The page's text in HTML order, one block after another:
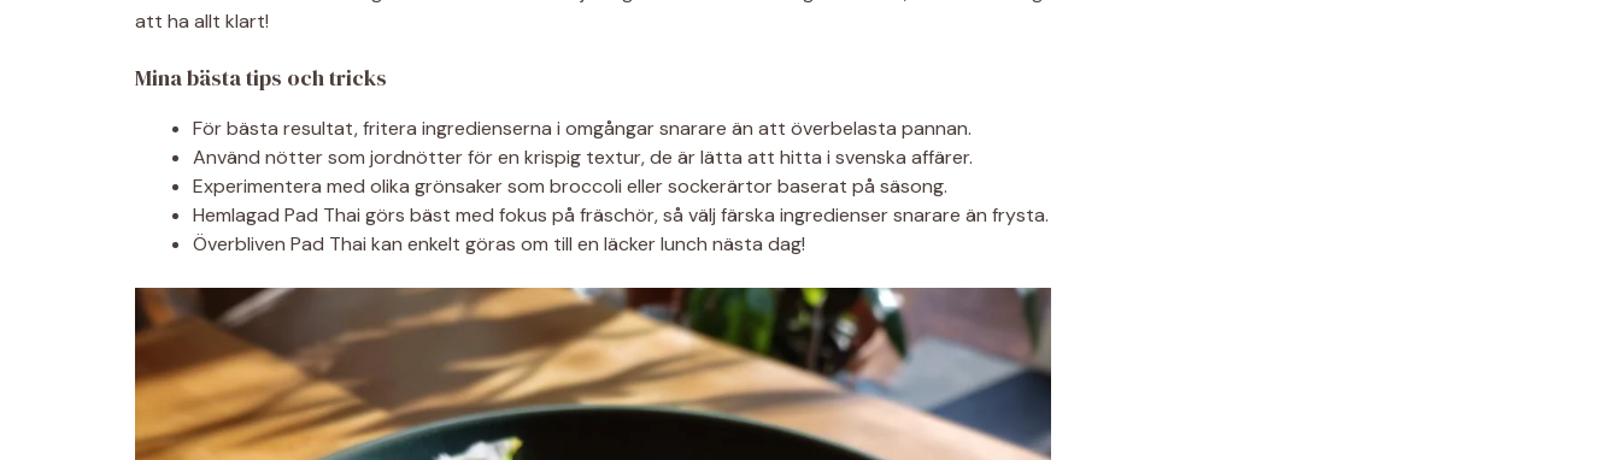
att ha allt klart!
Mina bästa tips och tricks
För bästa resultat, fritera ingredienserna i omgångar snarare än att överbelasta pannan.
Använd nötter som jordnötter för en krispig textur, de är lätta att hitta i svenska affärer.
Experimentera med olika grönsaker som broccoli eller sockerärtor baserat på säsong.
Hemlagad Pad Thai görs bäst med fokus på fräschör, så välj färska ingredienser snarare än frysta.
Överbliven Pad Thai kan enkelt göras om till en läcker lunch nästa dag!